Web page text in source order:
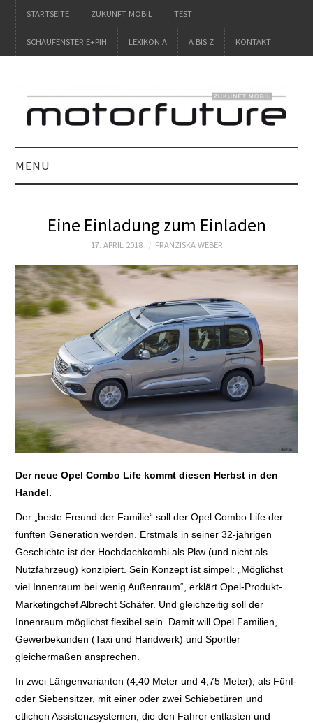
STARTSEITE ZUKUNFT MOBIL TEST
SCHAUFENSTER E+PIH LEXIKON A A BIS Z KONTAKT
MENU
ZUKUNFT MOBIL
TEST
SCHAUFENSTER
E+PIH
LEXIKON A
A BIS Z
KONTAKT
Eine Einladung zum Einladen
17. APRIL 2018 FRANZISKA WEBER
Der neue Opel Combo Life kommt diesen Herbst in den
Handel.
Der „beste Freund der Familie“ soll der Opel Combo Life der
fünften Generation werden. Erstmals in seiner 32-jährigen
Geschichte ist der Hochdachkombi als Pkw (und nicht als
Nutzfahrzeug) konzipiert. Sein Konzept ist simpel: „Möglichst
viel Innenraum bei wenig Außenraum“, erklärt Opel-Produkt-
Marketingchef Albrecht Schäfer. Und gleichzeitig soll der
Innenraum möglichst flexibel sein. Damit will Opel Familien,
Gewerbekunden (Taxi und Handwerk) und Sportler
gleichermaßen ansprechen.
In zwei Längenvarianten (4,40 Meter und 4,75 Meter), als Fünf-
oder Siebensitzer, mit einer oder zwei Schiebetüren und
etlichen Assistenzsystemen, die den Fahrer entlasten und